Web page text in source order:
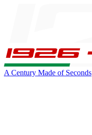
A Century Made of Seconds